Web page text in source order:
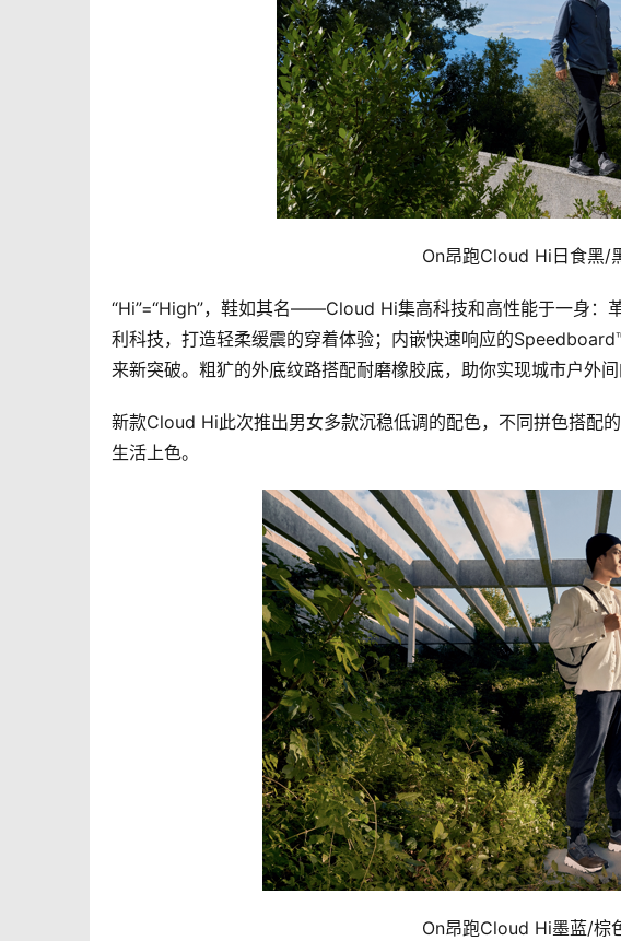
On昂跑Cloud Hi日食黑/
“Hi”=“High”，鞋如其名——Cloud Hi集高科技和高性能于一身：
利科技，打造轻柔缓震的穿着体验；内嵌快速响应的
来新突破。粗犷的外底纹路搭配耐磨橡胶底，助你实现城市户外间
新款Cloud Hi此次推出男女多款沉稳低调的配色，不同拼色搭配
生活上色。
On昂跑Cloud Hi墨蓝/棕